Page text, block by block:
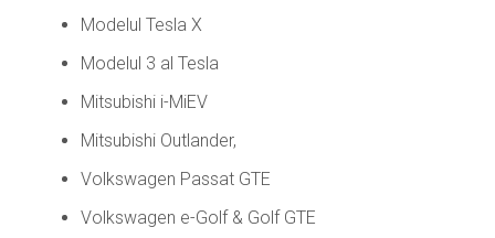
Modelul Tesla X
Modelul 3 al Tesla
Mitsubishi i-MiEV
Mitsubishi Outlander,
Volkswagen Passat GTE
Volkswagen e-Golf & Golf GTE